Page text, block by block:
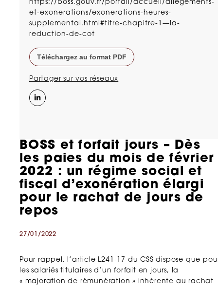
BOSS et forfait jours – Dès
les paies du mois de février
2022 : un régime social et
fiscal d’exonération élargi
pour le rachat de jours de
repos
27/01/2022
Pour rappel, l’article L241-17 du CSS dispose que
les salariés titulaires d’un forfait en jours, la
« majoration de rémunération » inhérente au rachat
https://boss.gouv.fr/portail/accueil/allegements-
et-exonerations/exonerations-heures-
supplementai.html#titre-chapitre-1—la-
reduction-de-cot
Téléchargez au format PDF
Partager sur vos réseaux